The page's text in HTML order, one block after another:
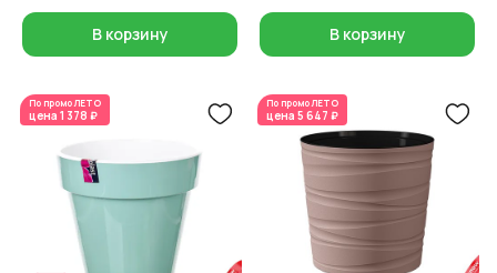
В корзину В корзину
По промоЛЕТО
цена 1 378 ₽
По промоЛЕТО
цена 5 647 ₽